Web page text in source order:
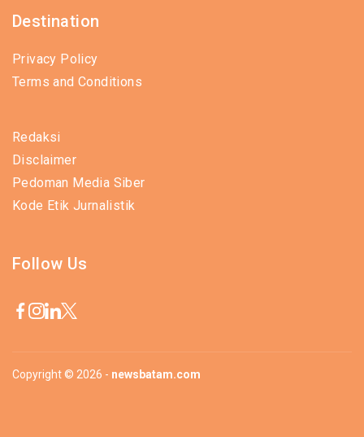
Destination
Privacy Policy
Terms and Conditions
Redaksi
Disclaimer
Pedoman Media Siber
Kode Etik Jurnalistik
Follow Us
Copyright © 2026 - newsbatam.com